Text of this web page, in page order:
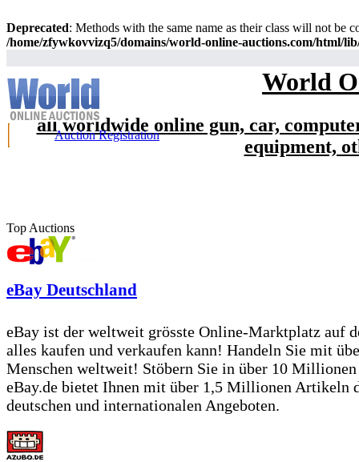
Deprecated: Methods with the same name as their class will not be
/home/zfywkovvizq5/domains/world-online-auctions.com/html/
World
all worldwide online gun, car,
equipment,
Auction Registration
Top Auctions
eBay Deutschland
eBay ist der weltweit grösste Online-Marktplatz auf
alles kaufen und verkaufen kann! Handeln Sie mit
Menschen weltweit! Stöbern Sie in über 10
eBay.de bietet Ihnen mit über 1,5 Millionen Artikeln
deutschen und internationalen Angeboten.